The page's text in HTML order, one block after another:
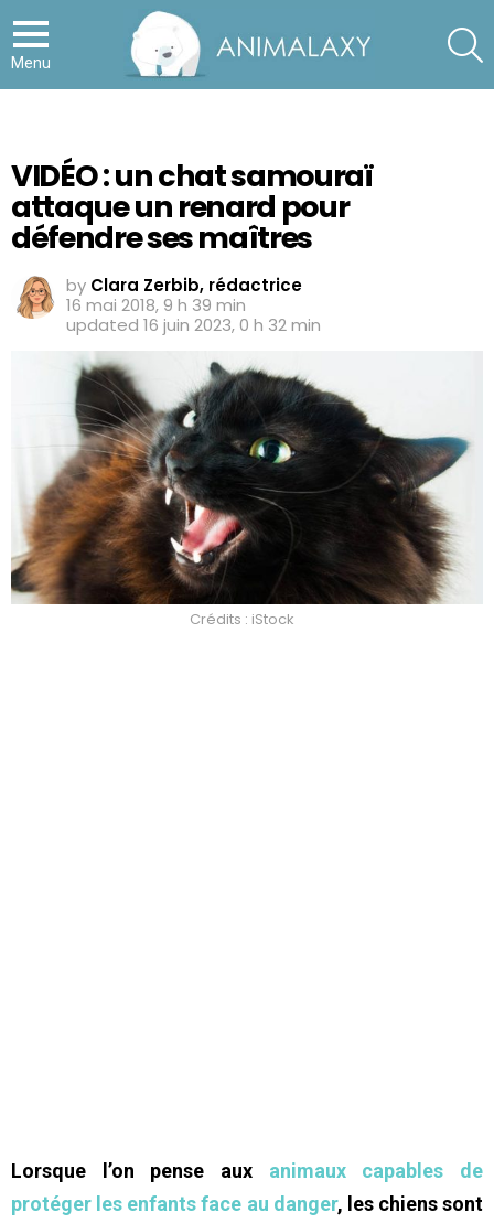
Menu
VIDÉO : un chat samouraï
attaque un renard pour
défendre ses maîtres
by Clara Zerbib, rédactrice
16 mai 2018, 9 h 39 min
updated 16 juin 2023, 0 h 32 min
Crédits : iStock
Lorsque l’on pense aux animaux capables de
protéger les enfants face au danger, les chiens sont